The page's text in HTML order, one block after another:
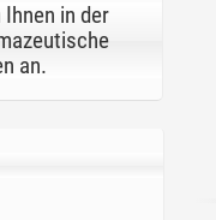
Ihnen in der
an.